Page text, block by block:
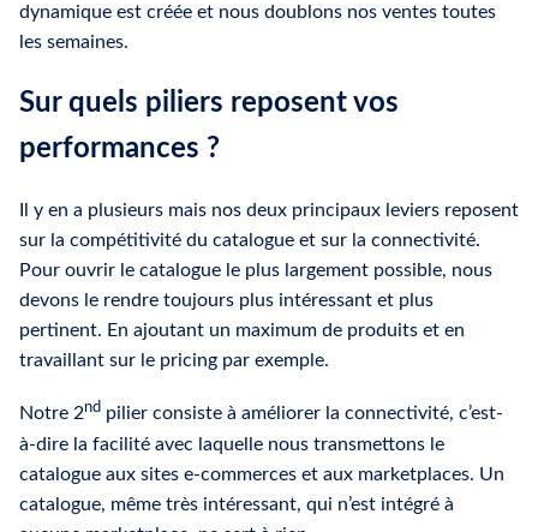
dynamique est créée et nous doublons nos ventes toutes
les semaines.
Sur quels piliers reposent vos
performances ?
Il y en a plusieurs mais nos deux principaux leviers reposent
sur la compétitivité du catalogue et sur la connectivité.
Pour ouvrir le catalogue le plus largement possible, nous
devons le rendre toujours plus intéressant et plus
pertinent. En ajoutant un maximum de produits et en
travaillant sur le pricing par exemple.
Notre 2nd pilier consiste à améliorer la connectivité, c’est-
à-dire la facilité avec laquelle nous transmettons le
catalogue aux sites e-commerces et aux marketplaces. Un
catalogue, même très intéressant, qui n’est intégré à